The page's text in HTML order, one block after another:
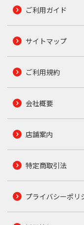
ご利用ガイド
サイトマップ
ご利用規約
会社概要
店舗案内
特定商取引法
プライバシーポリ